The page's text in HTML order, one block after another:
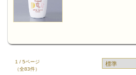
1 / 5ページ
（全83件）